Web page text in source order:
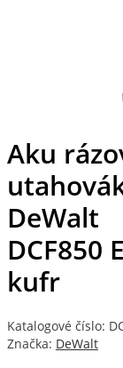
Aku
DeWalt
DCF850
kufr
Katalogové číslo:
Značka: DeWalt